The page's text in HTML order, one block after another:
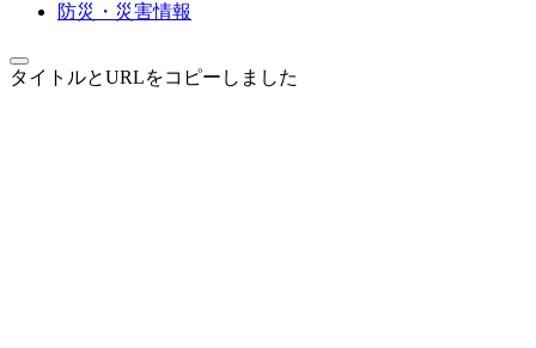
防災・災害情報
タイトルとURLをコピーしました